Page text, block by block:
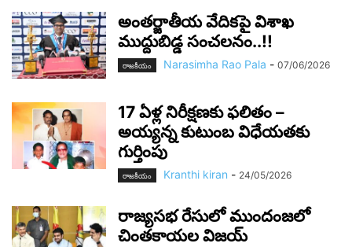
అంతర్జాతీయ వేదికపై విశాఖ
ముద్దుబిడ్డ సంచలనం..!!
రాజ‌కీయం Narasimha Rao Pala - 07/06/2026
17 ఏళ్ల నిరీక్షణకు ఫలితం –
అయ్యన్న కుటుంబ విధేయతకు
గుర్తింపు
రాజ‌కీయం Kranthi kiran - 24/05/2026
రాజ్యసభ రేసులో ముందంజలో
చింతకాయల విజయ్